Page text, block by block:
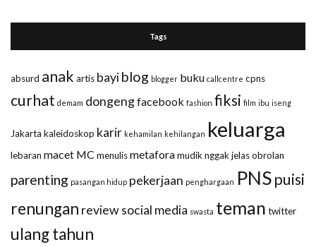
Tags
absurd anak artis bayiblog blogger buku callcentre cpns
curhat demam dongengfacebook fashion fiksi film ibu iseng
Jakarta kaleidoskop karir kehamilan kehilangan keluarga
lebaran macet MC menulismetaforamudiknggak jelasobrolan
parenting pasangan hidup pekerjaan penghargaan PNSpuisi
renungan reviewsocial media swasta teman twitter
ulang tahun